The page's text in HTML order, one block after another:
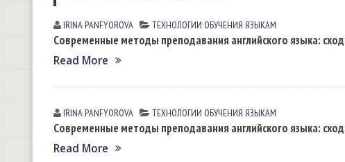
IRINA PАNFYOROVА ТЕХНОЛОГИИ ОБУЧЕНИЯ ЯЗЫКАМ
Современные методы преподавания английского языка:
Read More
IRINA PАNFYOROVА ТЕХНОЛОГИИ ОБУЧЕНИЯ ЯЗЫКАМ
Современные методы преподавания английского языка:
Read More